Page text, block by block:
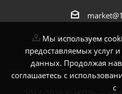
Мы используем
предоставляемых услуг
данных. Продолжая
соглашаетесь с
с
г. Тверь, 4-й пер.